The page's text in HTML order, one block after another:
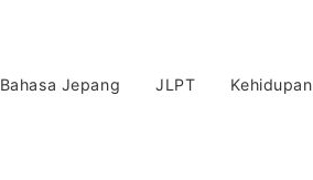
Bahasa Jepang JLPT Kehidupan